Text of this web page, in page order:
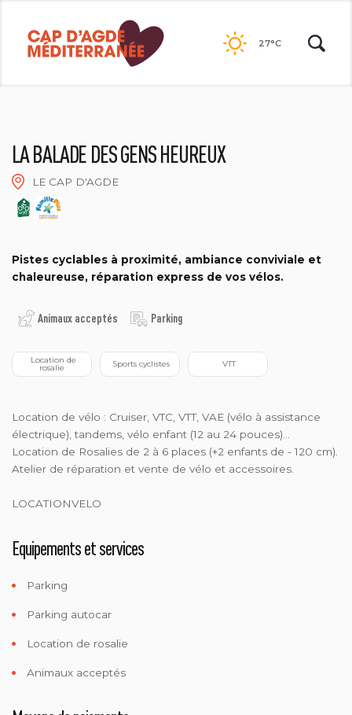
contenu
27°C
LA BALADE DES GENS HEUREUX
LE CAP D'AGDE
2021 - ©DAMIEN LEGRAND
Pistes cyclables à proximité, ambiance conviviale et
chaleureuse, réparation express de vos vélos.
Animaux acceptés Parking
rosalie Sports cyclistes VTT
Location de vélo : Cruiser, VTC, VTT, VAE (vélo à assistance
électrique), tandems, vélo enfant (12 au 24 pouces)...
Location de Rosalies de 2 à 6 places (+2 enfants de - 120 cm).
Atelier de réparation et vente de vélo et accessoires.
LOCATIONVELO
Equipements et services
Parking
Parking autocar
Location de rosalie
Animaux acceptés